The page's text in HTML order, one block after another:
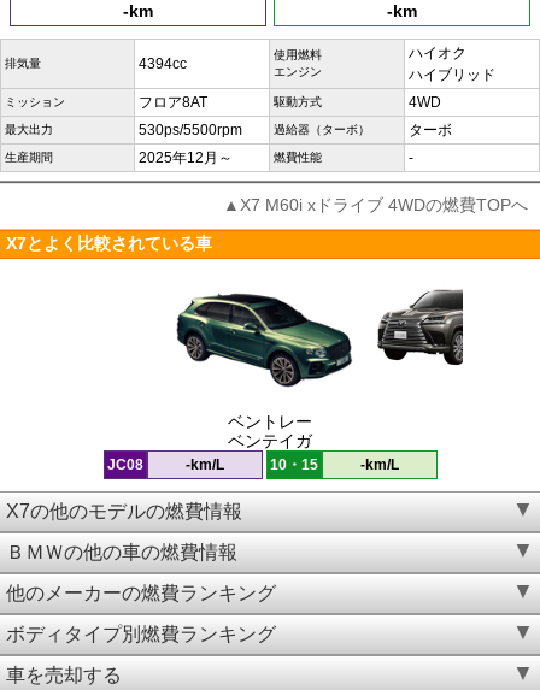
-km -km
排気量 4394cc
使用燃料
エンジン
ハイオク
ハイブリッド
ミッション フロア8AT 駆動方式 4WD
最大出力 530ps/5500rpm 過給器（ターボ） ターボ
生産期間 2025年12月～ 燃費性能 -
▲X7 M60i xドライブ 4WDの燃費TOPへ
X7とよく比較されている車
ベントレー
ベンテイガ
JC08 -km/L 10・15 -km/L
X7の他のモデルの燃費情報
ＢＭＷの他の車の燃費情報
他のメーカーの燃費ランキング
ボディタイプ別燃費ランキング
車を売却する